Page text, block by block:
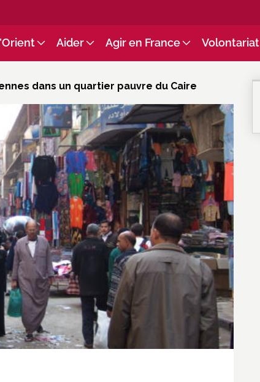
Aider Agir en France Volontariat
dans un quartier pauvre du Caire